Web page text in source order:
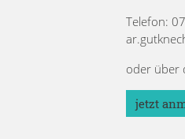
Telefon:
oder über
jetzt